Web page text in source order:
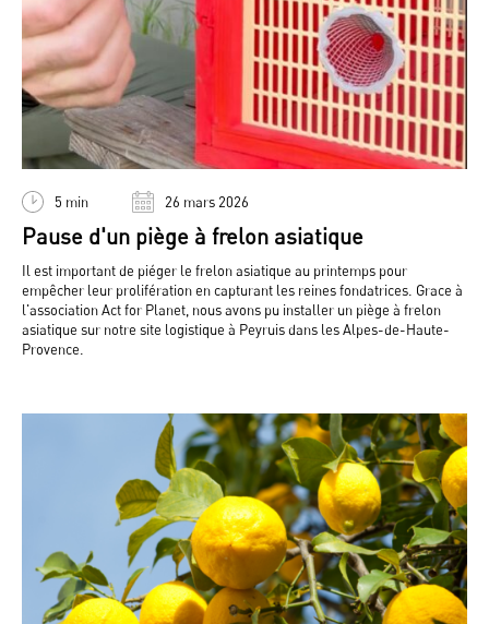
5 min 26 mars 2026
Pause d'un piège à frelon asiatique
Il est important de piéger le frelon asiatique au printemps pour
empêcher leur prolifération en capturant les reines fondatrices. Grace à
l'association Act for Planet, nous avons pu installer un piège à frelon
asiatique sur notre site logistique à Peyruis dans les Alpes-de-Haute-
Provence.